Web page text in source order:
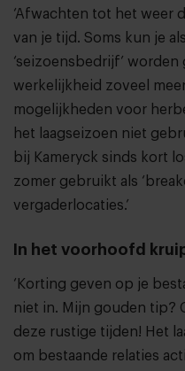
‘Afwachten tot het weer
van je tijd. Soms kun je
‘seizoensbedrijf’
werkelijkheid zoveel
mogelijkheden voor
het laagseizoen niet
bij Kameryck sinds kort
zomer gebruikt als
vergaderlocaties.’
In het voorhoofd
‘Korting geven op je
niet in. Mijn gouden tip?
deze rustige tijden! Het
om bestaande relaties